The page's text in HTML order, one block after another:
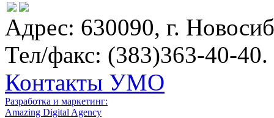
Адрес: 630090, г.
Тел/факс: (383)363-40-40.
Контакты УМО
Разработка и маркетинг:
Amazing Digital Agency